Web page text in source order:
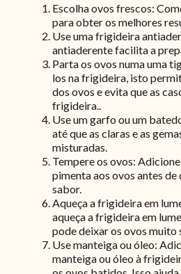
Escolha ovos frescos:
para obter os melhores
Use uma frigideira
antiaderente facilita a
Parta os ovos numa uma
los na frigideira, isto
dos ovos e evita que as
frigideira..
Use um garfo ou um
até que as claras e as
misturadas.
Tempere os ovos:
pimenta aos ovos antes
sabor.
Aqueça a frigideira em
aqueça a frigideira em
pode deixar os ovos muito
Use manteiga ou óleo:
manteiga ou óleo à